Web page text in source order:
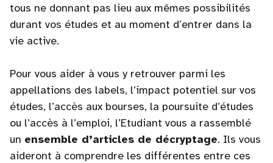
tous ne donnant pas lieu aux mêmes possibilités
durant vos études et au moment d’entrer dans la
vie active.
Pour vous aider à vous y retrouver parmi les
appellations des labels, l’impact potentiel sur vos
études, l’accès aux bourses, la poursuite d’études
ou l’accès à l’emploi, l’Etudiant vous a rassemblé
un ensemble d’articles de décryptage. Ils vous
aideront à comprendre les différentes entre ces